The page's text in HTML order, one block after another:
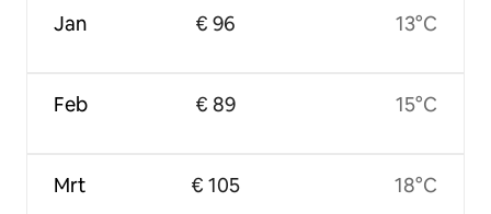
Jan
Feb
Mrt
€ 96
€ 89
€ 105
13°C
15°C
18°C